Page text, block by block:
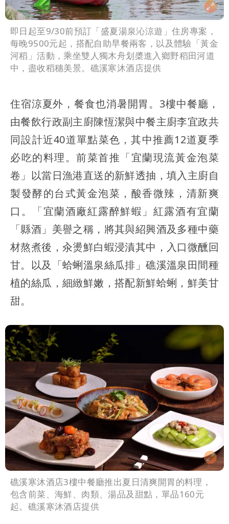
即日起至9/30前預訂「盛夏湯泉沁涼遊」住房專案，
每晚9500元起，搭配自助早餐兩客，以及體驗「黃金
河稻」活動，乘坐雙人獨木舟划槳進入鄉野稻田河道
中，盡收稻穗美景。礁溪寒沐酒店提供
住宿涼夏外，餐食也消暑開胃。3樓中餐廳，
由餐飲行政副主廚陳恆潔與中餐主廚李宜政共
同設計近40道單點菜色，其中推薦12道夏季
必吃的料理。前菜首推「宜蘭現流黃金泡菜
卷」以當日漁港直送的新鮮透抽，填入主廚自
製發酵的台式黃金泡菜，酸香微辣，清新爽
口。「宜蘭酒廠紅露醉鮮蝦」紅露酒有宜蘭
「縣酒」美譽之稱，將其與紹興酒及多種中藥
材熬煮後，汆燙鮮白蝦浸漬其中，入口微醺回
甘。以及「蛤蜊溫泉絲瓜排」礁溪溫泉田間種
植的絲瓜，細緻鮮嫩，搭配新鮮蛤蜊，鮮美甘
甜。
礁溪寒沐酒店3樓中餐廳推出夏日清爽開胃的料理，
包含前菜、海鮮、肉類、湯品及甜點，單品160元
起。礁溪寒沐酒店提供